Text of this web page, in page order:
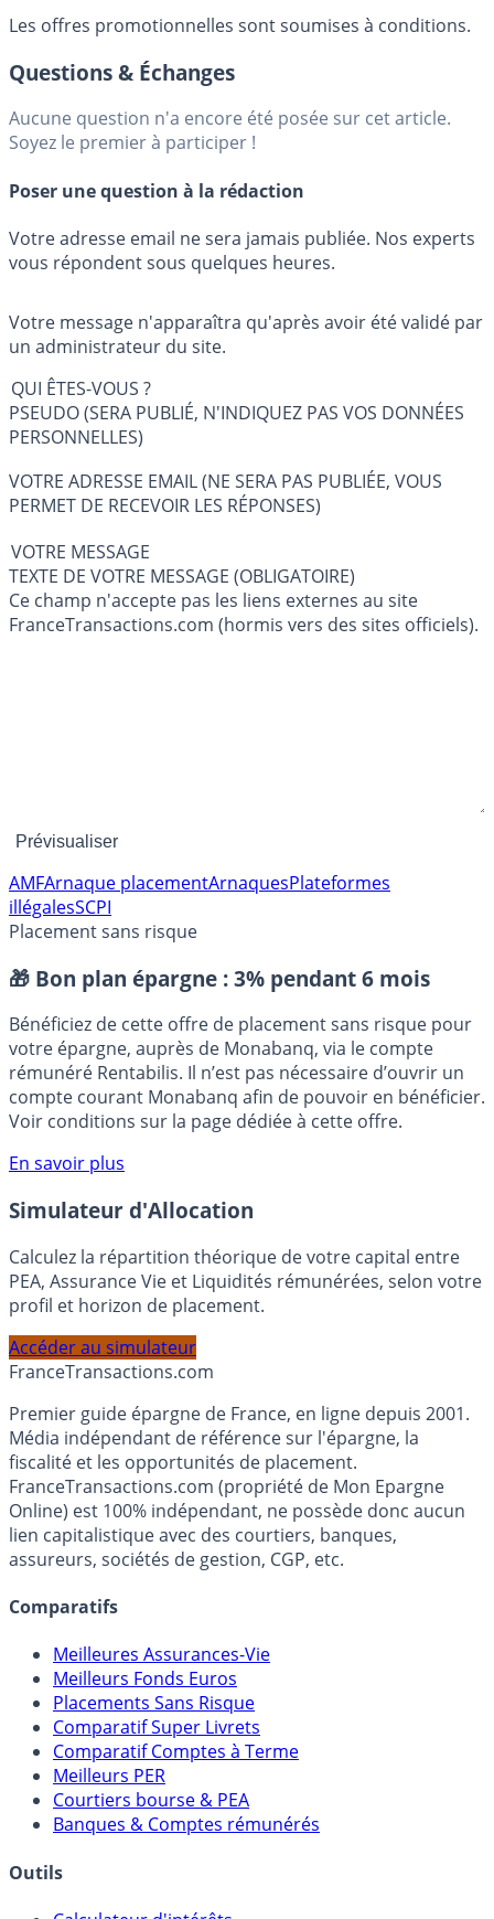
Les offres promotionnelles sont soumises à conditions.
Questions & Échanges
Aucune question n'a encore été posée sur cet article.
Soyez le premier à participer !
Poser une question à la rédaction
Votre adresse email ne sera jamais publiée. Nos experts
vous répondent sous quelques heures.
Votre message n'apparaîtra qu'après avoir été validé par
un administrateur du site.
QUI ÊTES-VOUS ?
PSEUDO (SERA PUBLIÉ, N'INDIQUEZ PAS VOS DONNÉES
PERSONNELLES)
VOTRE ADRESSE EMAIL (NE SERA PAS PUBLIÉE, VOUS
PERMET DE RECEVOIR LES RÉPONSES)
VOTRE MESSAGE
TEXTE DE VOTRE MESSAGE (OBLIGATOIRE)
Ce champ n'accepte pas les liens externes au site
FranceTransactions.com (hormis vers des sites officiels).
AMFArnaque placement
illégalesSCPI
Placement sans risque
🎁 Bon plan épargne : 3% pendant 6 mois
Bénéficiez de cette offre de placement sans risque pour
votre épargne, auprès de Monabanq, via le compte
rémunéré Rentabilis. Il n’est pas nécessaire d’ouvrir un
compte courant Monabanq afin de pouvoir en bénéficier.
Voir conditions sur la page dédiée à cette offre.
En savoir plus
Simulateur d'Allocation
Calculez la répartition théorique de votre capital entre
PEA, Assurance Vie et Liquidités rémunérées, selon votre
profil et horizon de placement.
Accéder au simulateur
FranceTransactions.com
Premier guide épargne de France, en ligne depuis 2001.
Média indépendant de référence sur l'épargne, la
fiscalité et les opportunités de placement.
FranceTransactions.com (propriété de Mon Epargne
Online) est 100% indépendant, ne possède donc aucun
lien capitalistique avec des courtiers, banques,
Meilleures Assurances-Vie
Meilleurs Fonds Euros
Placements Sans Risque
Comparatif Super Livrets
Comparatif Comptes à Terme
Meilleurs PER
Courtiers bourse & PEA